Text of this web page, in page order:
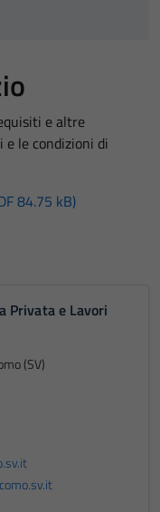
e altre
le condizioni di
84.75 kB)
Privata e Lavori
(SV)